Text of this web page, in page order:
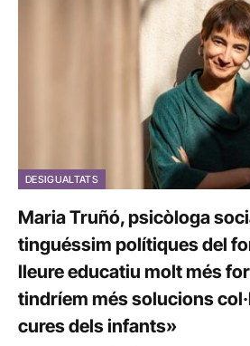
DESIGUALTATS
Maria Truñó, psicòloga
tinguéssim polítiques del
lleure educatiu molt més
tindríem més solucions
cures dels infants»